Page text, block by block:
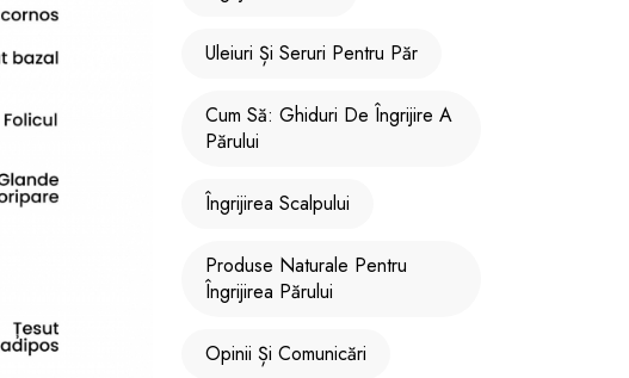
Uleiuri Și Seruri Pentru Păr
Cum Să: Ghiduri De Îngrijire A
Părului
Îngrijirea Scalpului
Produse Naturale Pentru
Îngrijirea Părului
Opinii Și Comunicări